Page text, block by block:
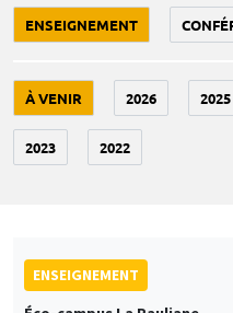
ENSEIGNEMENT
À VENIR 2026 2025
2023 2022
ENSEIGNEMENT